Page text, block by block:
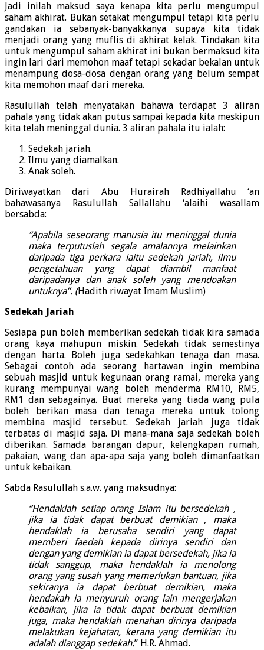
Jadi inilah maksud saya kenapa kita perlu mengumpul
saham akhirat. Bukan setakat mengumpul tetapi kita perlu
gandakan ia sebanyak-banyakkanya supaya kita tidak
menjadi orang yang muflis di akhirat kelak. Tindakan kita
untuk mengumpul saham akhirat ini bukan bermaksud kita
ingin lari dari memohon maaf tetapi sekadar bekalan untuk
menampung dosa-dosa dengan orang yang belum sempat
kita memohon maaf dari mereka.
Rasulullah telah menyatakan bahawa terdapat 3 aliran
pahala yang tidak akan putus sampai kepada kita meskipun
kita telah meninggal dunia. 3 aliran pahala itu ialah:
Sedekah jariah.
Ilmu yang diamalkan.
Anak soleh.
Diriwayatkan dari Abu Hurairah Radhiyallahu ‘an
bahawasanya Rasulullah Sallallahu ‘alaihi wasallam
bersabda:
“Apabila seseorang manusia itu meninggal dunia
maka terputuslah segala amalannya melainkan
daripada tiga perkara iaitu sedekah jariah, ilmu
pengetahuan yang dapat diambil manfaat
daripadanya dan anak soleh yang mendoakan
untuknya”. (Hadith riwayat Imam Muslim)
Sedekah Jariah
Sesiapa pun boleh memberikan sedekah tidak kira samada
orang kaya mahupun miskin. Sedekah tidak semestinya
dengan harta. Boleh juga sedekahkan tenaga dan masa.
Sebagai contoh ada seorang hartawan ingin membina
sebuah masjid untuk kegunaan orang ramai, mereka yang
kurang mempunyai wang boleh menderma RM10, RM5,
RM1 dan sebagainya. Buat mereka yang tiada wang pula
boleh berikan masa dan tenaga mereka untuk tolong
membina masjid tersebut. Sedekah jariah juga tidak
terbatas di masjid saja. Di mana-mana saja sedekah boleh
diberikan. Samada barangan dapur, kelengkapan rumah,
pakaian, wang dan apa-apa saja yang boleh dimanfaatkan
untuk kebaikan.
Sabda Rasulullah s.a.w. yang maksudnya:
“Hendaklah setiap orang Islam itu bersedekah ,
jika ia tidak dapat berbuat demikian , maka
hendaklah ia berusaha sendiri yang dapat
memberi faedah kepada dirinya sendiri dan
dengan yang demikian ia dapat bersedekah, jika ia
tidak sanggup, maka hendaklah ia menolong
orang yang susah yang memerlukan bantuan, jika
sekiranya ia dapat berbuat demikian, maka
hendakah ia menyuruh orang lain mengerjakan
kebaikan, jika ia tidak dapat berbuat demikian
juga, maka hendaklah menahan dirinya daripada
melakukan kejahatan, kerana yang demikian itu
adalah dianggap sedekah.” H.R. Ahmad.